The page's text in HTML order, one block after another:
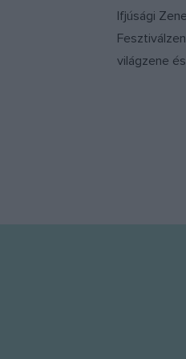
Ifjúsági
világzene